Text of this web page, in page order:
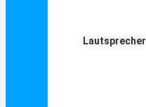
Lautsprecher